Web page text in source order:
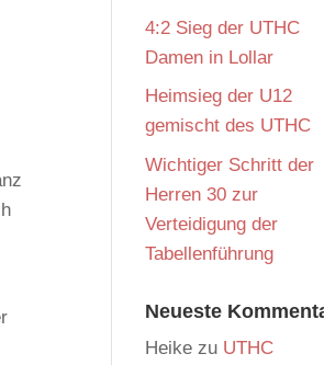
4:2 Sieg der UTHC
Damen in Lollar
Heimsieg der U12
gemischt des UTHC
Wichtiger Schritt der
Herren 30 zur
Verteidigung der
Tabellenführung
Neueste
Heike zu UTHC